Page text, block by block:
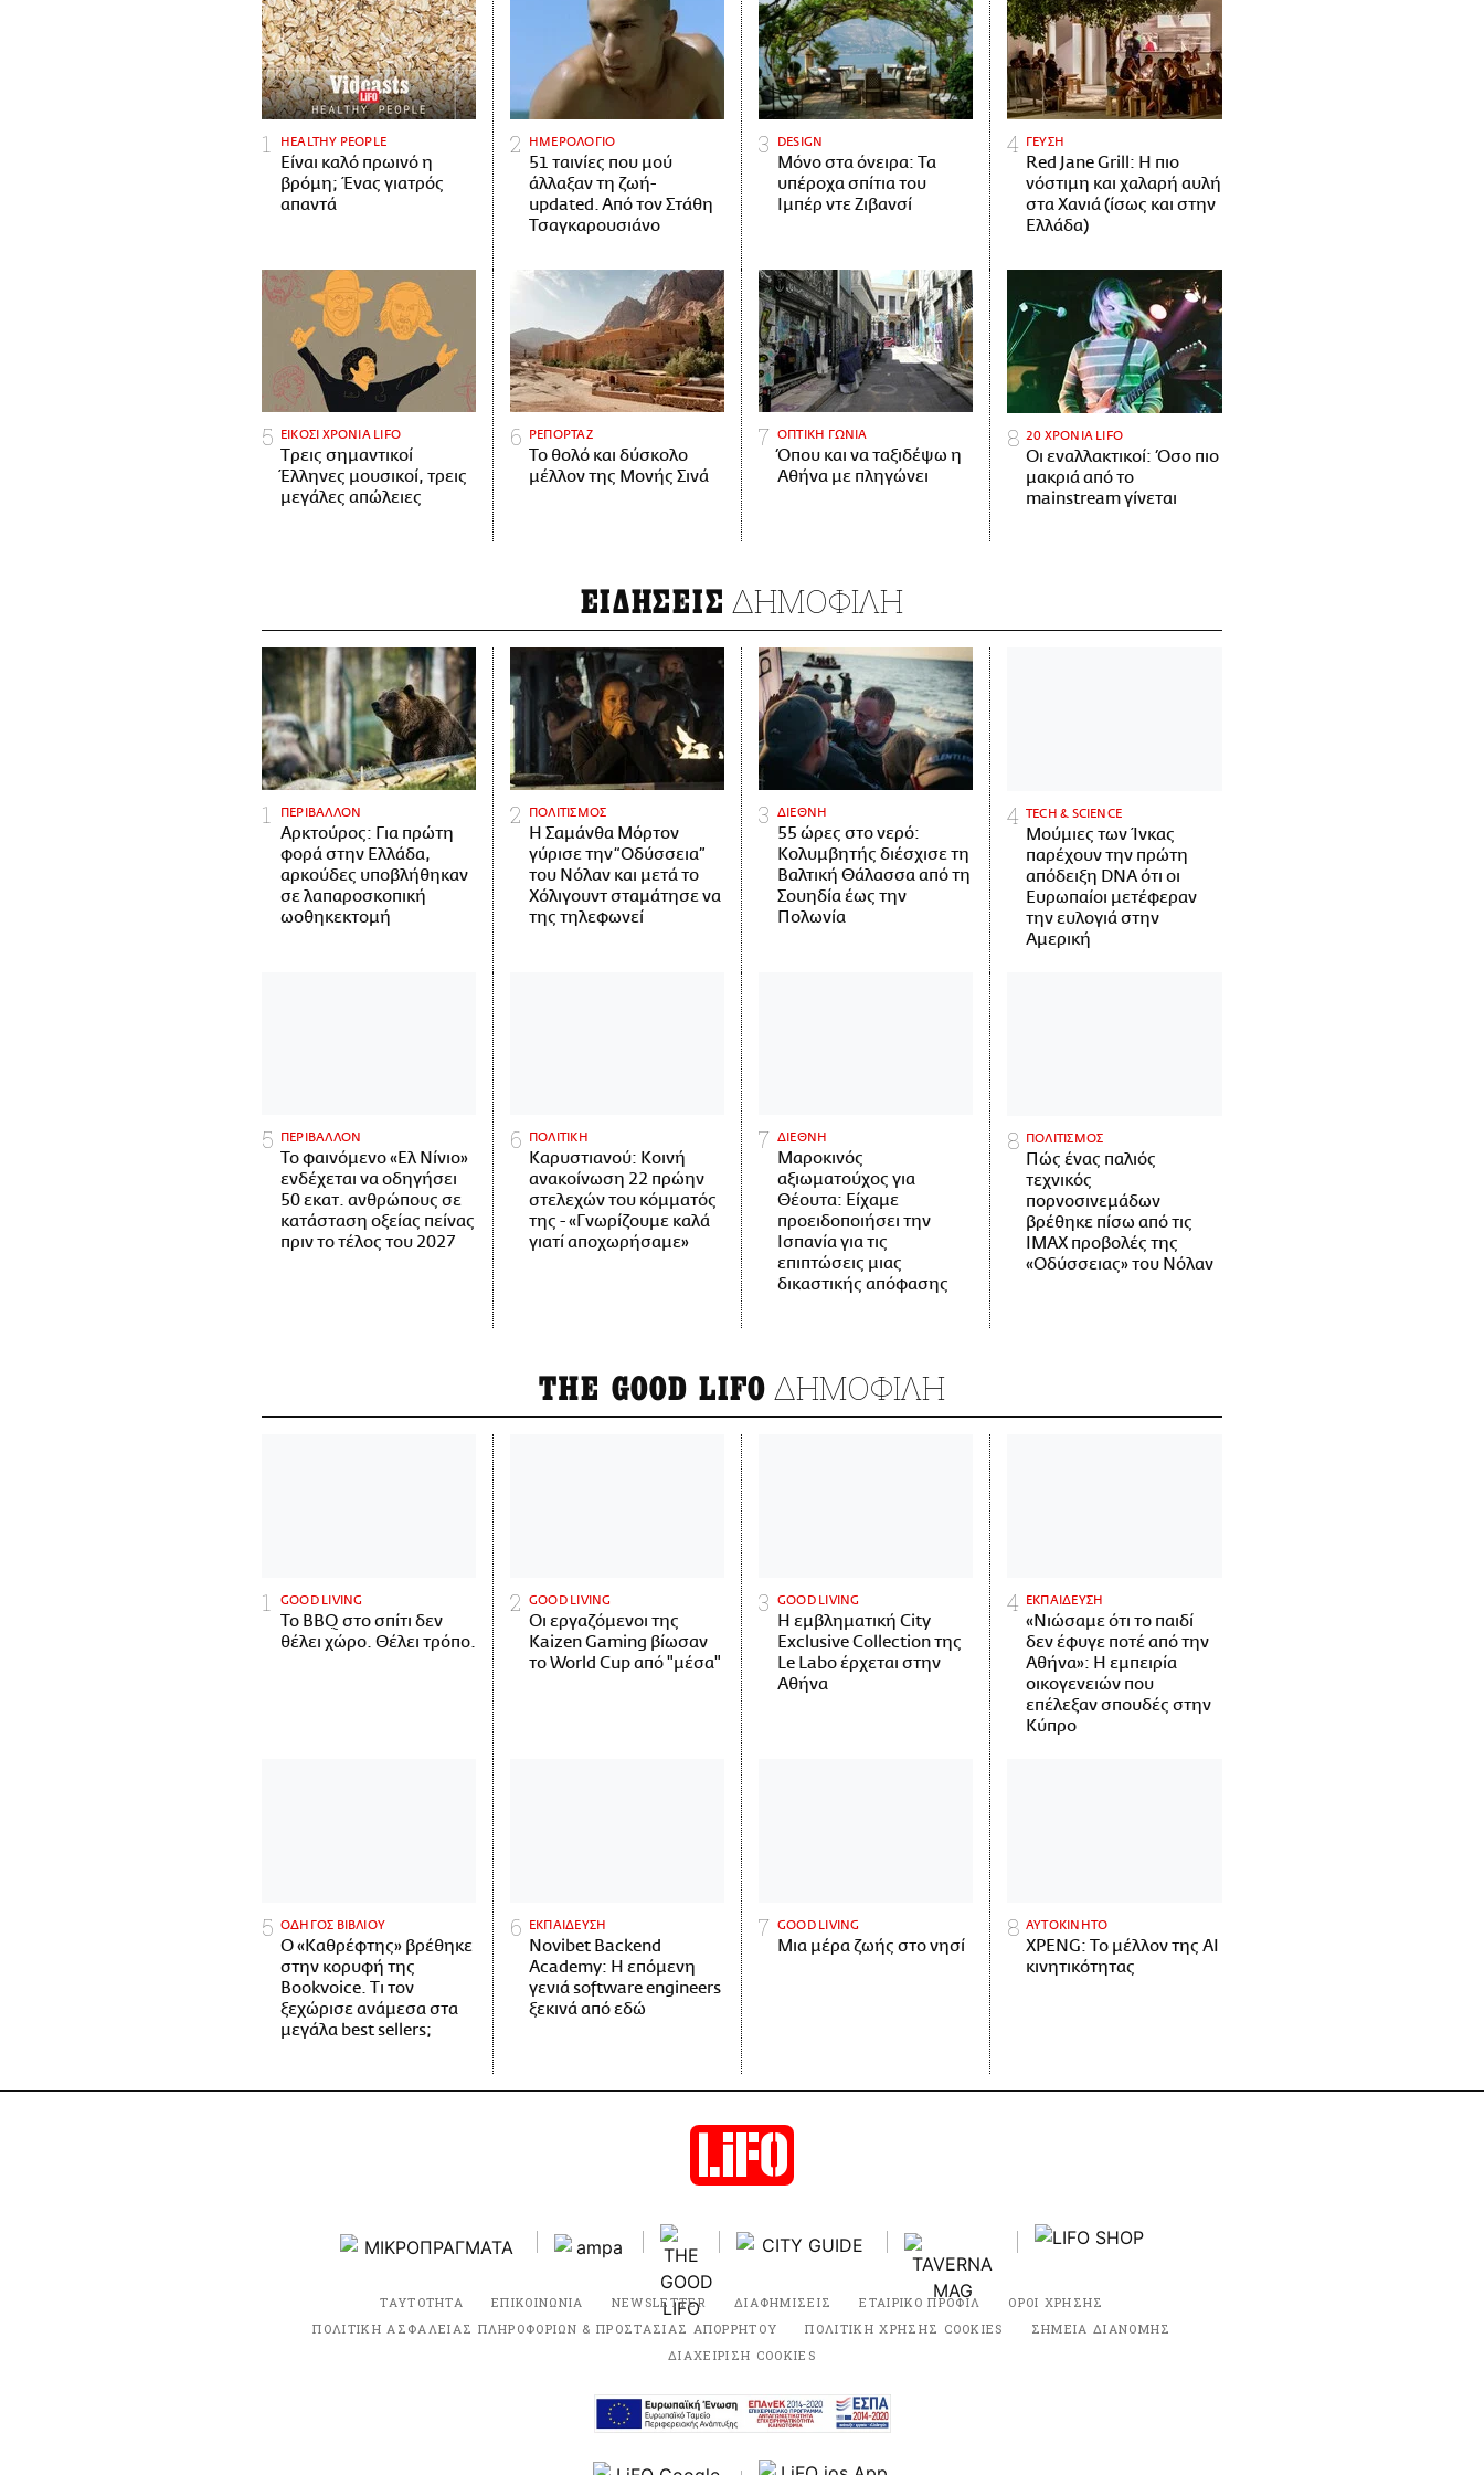
HEALTHY PEOPLE
Είναι καλό πρωινό η
βρόμη; Ένας γιατρός
απαντά
ΗΜΕΡΟΛΟΓΙΟ
51 ταινίες που μού
άλλαξαν τη ζωή-
updated. Aπό τον Στάθη
Τσαγκαρουσιάνο
DESIGN
Μόνο στα όνειρα: Τα
υπέροχα σπίτια του
Ιμπέρ ντε Ζιβανσί
ΓΕΥΣΗ
Red Jane Grill: Η πιο
νόστιμη και χαλαρή αυλή
στα Χανιά (ίσως και στην
Ελλάδα)
ΕΙΚΟΣΙ ΧΡΟΝΙΑ LIFO
Tρεις σημαντικοί
Έλληνες μουσικοί, τρεις
μεγάλες απώλειες
ΡΕΠΟΡΤΑΖ
Το θολό και δύσκολο
μέλλον της Μονής Σινά
ΟΠΤΙΚΗ ΓΩΝΙΑ
Όπου και να ταξιδέψω η
Αθήνα με πληγώνει
20 ΧΡΟΝΙΑ LIFO
Οι εναλλακτικοί: Όσο πιο
μακριά από το
mainstream γίνεται
ΕΙΔΗΣΕΙΣ ΔΗΜΟΦΙΛΗ
ΠΕΡΙΒΑΛΛΟΝ
Αρκτούρος: Για πρώτη
φορά στην Ελλάδα,
αρκούδες υποβλήθηκαν
σε λαπαροσκοπική
ωοθηκεκτομή
ΠΟΛΙΤΙΣΜΟΣ
Η Σαμάνθα Μόρτον
γύρισε την “Οδύσσεια”
του Νόλαν και μετά το
Χόλιγουντ σταμάτησε να
της τηλεφωνεί
ΔΙΕΘΝΗ
55 ώρες στο νερό:
Κολυμβητής διέσχισε τη
Βαλτική Θάλασσα από τη
Σουηδία έως την
Πολωνία
ΤECH & SCIENCE
Μούμιες των Ίνκας
παρέχουν την πρώτη
απόδειξη DNA ότι οι
Ευρωπαίοι μετέφεραν
την ευλογιά στην
Αμερική
ΠΕΡΙΒΑΛΛΟΝ
Το φαινόμενο «Ελ Νίνιο»
ενδέχεται να οδηγήσει
50 εκατ. ανθρώπους σε
κατάσταση οξείας πείνας
πριν το τέλος του 2027
ΠΟΛΙΤΙΚΗ
Καρυστιανού: Κοινή
ανακοίνωση 22 πρώην
στελεχών του κόμματός
της - «Γνωρίζουμε καλά
γιατί αποχωρήσαμε»
ΔΙΕΘΝΗ
Μαροκινός
αξιωματούχος για
Θέουτα: Είχαμε
προειδοποιήσει την
Ισπανία για τις
επιπτώσεις μιας
δικαστικής απόφασης
ΠΟΛΙΤΙΣΜΟΣ
Πώς ένας παλιός
τεχνικός
πορνοσινεμάδων
βρέθηκε πίσω από τις
IMAX προβολές της
«Οδύσσειας» του Νόλαν
THE GOOD LIFO ΔΗΜΟΦΙΛΗ
GOOD LIVING
Το BBQ στο σπίτι δεν
θέλει χώρο. Θέλει τρόπο.
GOOD LIVING
Οι εργαζόμενοι της
Kaizen Gaming βίωσαν
το World Cup από "μέσα"
GOOD LIVING
Η εμβληματική City
Exclusive Collection της
Le Labo έρχεται στην
Αθήνα
ΕΚΠΑΙΔΕΥΣΗ
«Νιώσαμε ότι το παιδί
δεν έφυγε ποτέ από την
Αθήνα»: Η εμπειρία
οικογενειών που
επέλεξαν σπουδές στην
Κύπρο
ΟΔΗΓΟΣ ΒΙΒΛΙΟΥ
Ο «Καθρέφτης» βρέθηκε
στην κορυφή της
Bookvoice. Τι τον
ξεχώρισε ανάμεσα στα
μεγάλα best sellers;
ΕΚΠΑΙΔΕΥΣΗ
Novibet Backend
Academy: Η επόμενη
γενιά software engineers
ξεκινά από εδώ
GOOD LIVING
Μια μέρα ζωής στο νησί
ΑΥΤΟΚΙΝΗΤΟ
XPENG: Το μέλλον της AI
κινητικότητας
ΤΑΥΤΟΤΗΤΑ ΕΠΙΚΟΙΝΩΝΙΑ NEWSLETTER ΔΙΑΦΗΜΙΣΕΙΣ ΕΤΑΙΡΙΚΟ ΠΡΟΦΙΛ
ΟΡΟΙ ΧΡΗΣΗΣ
ΠΟΛΙΤΙΚΗ ΑΣΦΑΛΕΙΑΣ ΠΛΗΡΟΦΟΡΙΩΝ & ΠΡΟΣΤΑΣΙΑΣ ΑΠΟΡΡΗΤΟΥ
ΠΟΛΙΤΙΚΗ ΧΡΗΣΗΣ COOKIES
ΣΗΜΕΙΑ ΔΙΑΝΟΜΗΣ
ΔΙΑΧΕΙΡΙΣΗ COOKIES